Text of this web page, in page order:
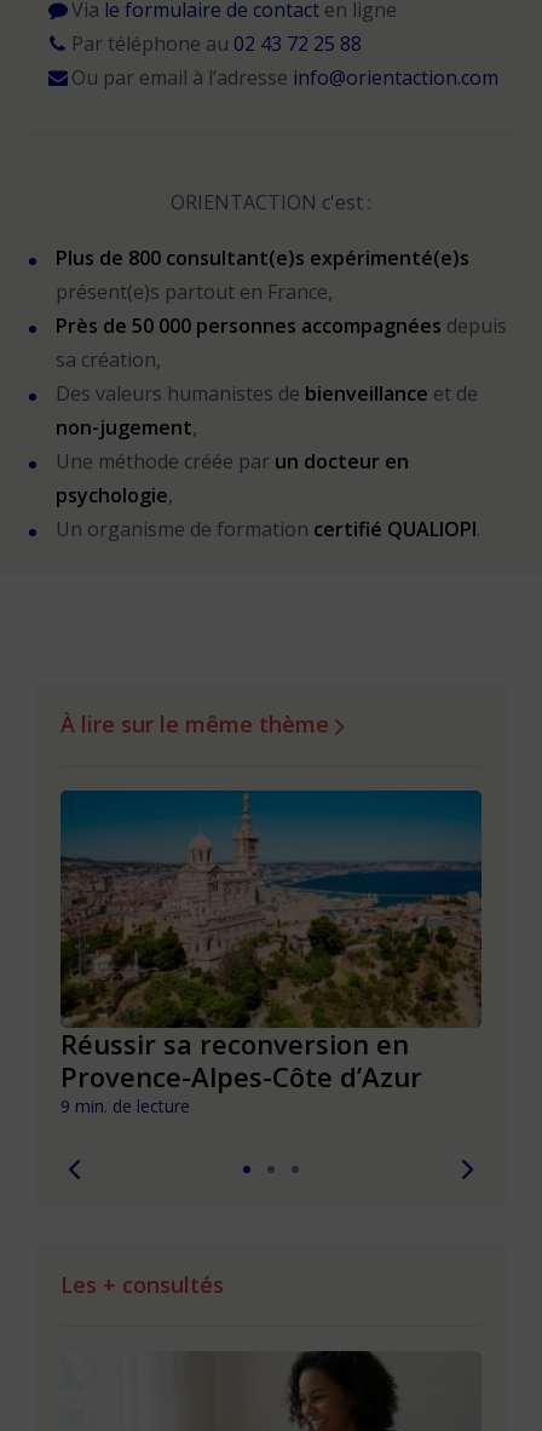
Via le formulaire de contacten ligne
Par téléphone au 02 43 72 25 88
Ou par email à l’adresse info@orientaction.com
ORIENTACTION c'est :
Plus de 800 consultant(e)s expérimenté(e)s
présent(e)s partout en France,
Près de 50 000 personnes accompagnées depuis
sa création,
Des valeurs humanistes de bienveillance et de
non-jugement,
Une méthode créée par un docteur en
psychologie,
Un organisme de formation certifié QUALIOPI.
À lire sur le même thème
Réussir sa reconversion en
Provence-Alpes-Côte d’Azur
9 min. de lecture
Les + consultés